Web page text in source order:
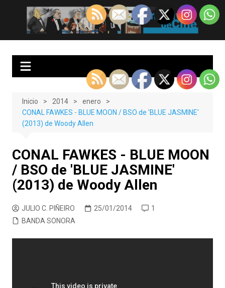
contenido
EnClave de Cine
Crítica cinematográfica y audiovisual. Punto de encuentro para los
Inicio 2014
enero
CONAL FAWKES - BLUE MOON / BSO de 'BLUE JASMINE'
(2013) de Woody Allen
CONAL FAWKES - BLUE MOON
/ BSO de 'BLUE JASMINE'
(2013) de Woody Allen
JULIO C. PIÑEIRO 25/01/2014
1
BANDA SONORA